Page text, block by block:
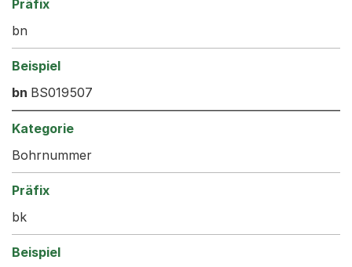
bn
bn BS019507
Bohrnummer
bk